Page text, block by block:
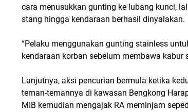
cara menusukkan gunting ke lubang kunci,
stang hingga kendaraan berhasil dinyalakan.
“Pelaku menggunakan gunting stainless
kendaraan korban sebelum membawa kabur
Lanjutnya, aksi pencurian bermula ketika
teman-temannya di kawasan Bengkong
MIB kemudian mengajak RA meminjam